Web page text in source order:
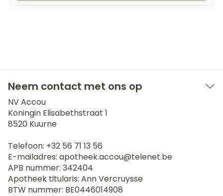
Neem contact met ons op
NV Accou
Koningin Elisabethstraat 1
8520 Kuurne
Telefoon: +32 56 71 13 56
E-mailadres: apotheek.accou@telenet.be
APB nummer: 342404
Apotheek titularis: Ann Vercruysse
BTW nummer: BE0446014908